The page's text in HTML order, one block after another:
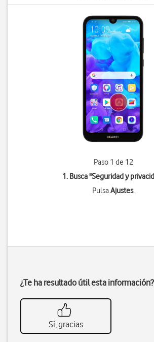
Paso 1 de 12
1. Busca "Seguridad y
PulsaAjustes.
¿Te ha resultado útil esta información?
Sí, gracias